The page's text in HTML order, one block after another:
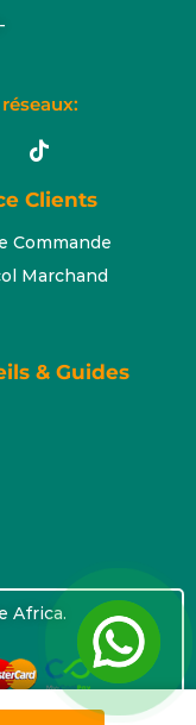
Clients
Commande
Marchand
& Guides
Africa.